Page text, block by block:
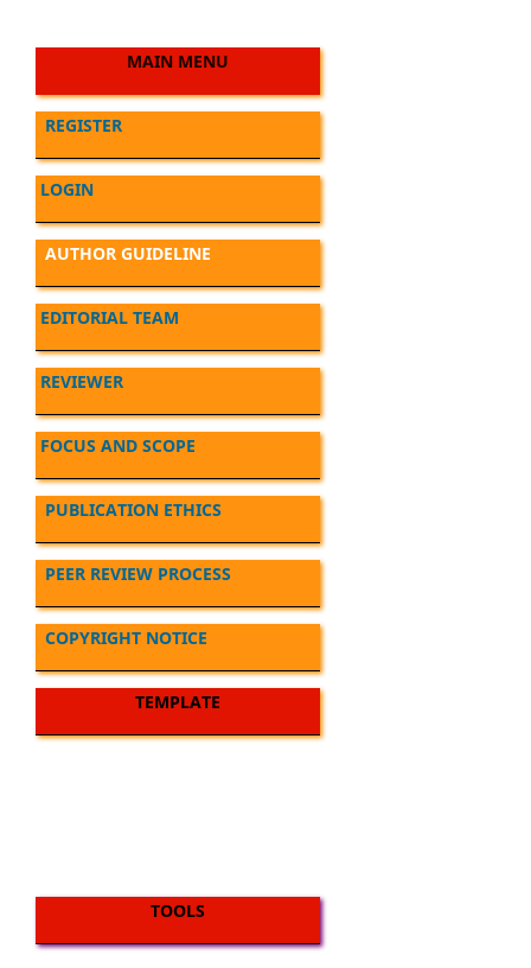
MAIN MENU
REGISTER
LOGIN
AUTHOR GUIDELINE
EDITORIAL TEAM
REVIEWER
FOCUS AND SCOPE
PUBLICATION ETHICS
PEER REVIEW PROCESS
COPYRIGHT NOTICE
TEMPLATE
TOOLS